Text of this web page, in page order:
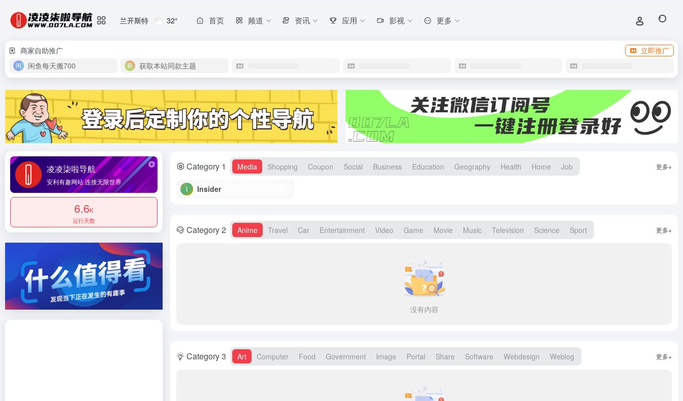
兰开斯特 32° 首页 频道 资讯 应用 影视 更多
商家自助推广
立即推广
闲鱼每天搬700
获取本站同款主题
Category 1 Media Shopping Coupon Social Business Education Geography Health Home Job 更多+
Insider
Category 2 Anime Travel Car Entertainment Video Game Movie Music Television Science Sport 更多+
没有内容
Category 3 Art Computer Food Government Image Portal Share Software Webdesign Weblog 更多+
凌凌柒啦导航
安利有趣网站 连接无限世界
6.6K
运行天数